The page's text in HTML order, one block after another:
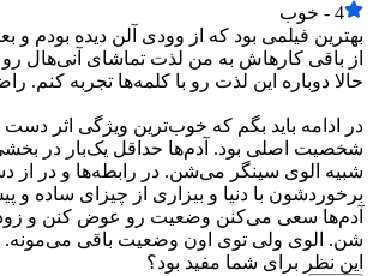
4
- خوب
بهترین فیلمی بود که از وودی آلن دیده بودم و
از باقی کارهاش به من لذت تماشای آنی‌هال
حالا دوباره این لذت رو با کلمه‌ها تجربه کنم.
در ادامه باید بگم که خوب‌ترین ویژگی اثر
شخصیت اصلی بود. آدم‌ها حداقل یک‌بار در
شبیه الوی سینگر می‌شن. در رابطه‌ها و در از
برخوردشون با دنیا و بیزاری از چیزای ساده و
آدم‌ها سعی می‌کنن وضعیت رو عوض کنن و
شن. الوی ولی توی اون وضعیت باقی می‌مونه.
این نظر برای شما مفید بود؟